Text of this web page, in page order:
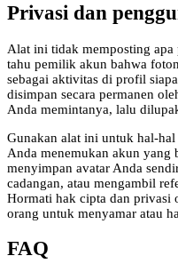
Privasi dan
Alat ini tidak memposting apa
tahu pemilik akun bahwa
sebagai aktivitas di profil
disimpan secara permanen
Anda memintanya, lalu
Gunakan alat ini untuk hal-
Anda menemukan akun yang
menyimpan avatar Anda
cadangan, atau mengambil
Hormati hak cipta dan privasi
orang untuk menyamar atau
FAQ